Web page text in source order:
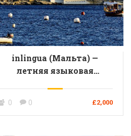
inlingua (Мальта) —
летняя языковая
0 0 £2,000